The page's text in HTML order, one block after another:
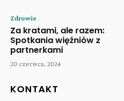
Zdrowie
Za kratami, ale razem:
Spotkania więźniów z
partnerkami
20 czerwca, 2024
KONTAKT